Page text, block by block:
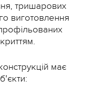
тришарових
виготовлення
має